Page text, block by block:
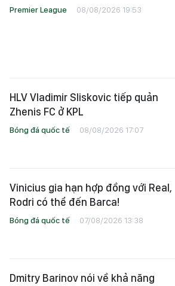
Premier League 08/08/2026 19:53
HLV Vladimir Sliskovic tiếp quản
Zhenis FC ở KPL
Bóng đá quốc tế 08/08/2026 17:07
Vinicius gia hạn hợp đồng với Real,
Rodri có thể đến Barca!
Bóng đá quốc tế 07/08/2026 13:38
Dmitry Barinov nói về khả năng